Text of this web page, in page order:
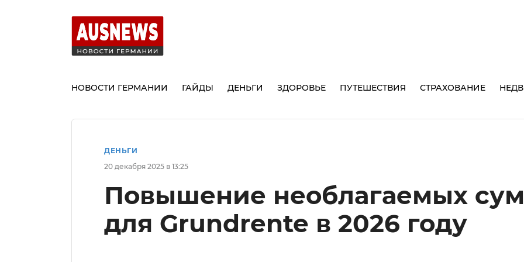
НОВОСТИ ГЕРМАНИИ ГАЙДЫ ДЕНЬГИ ЗДОРОВЬЕ ПУТЕШЕСТВИЯ СТРАХОВАНИЕ
ДЕНЬГИ
20 декабря 2025 в 13:25
Повышение необлагаемых
для Grundrente в 2026 году